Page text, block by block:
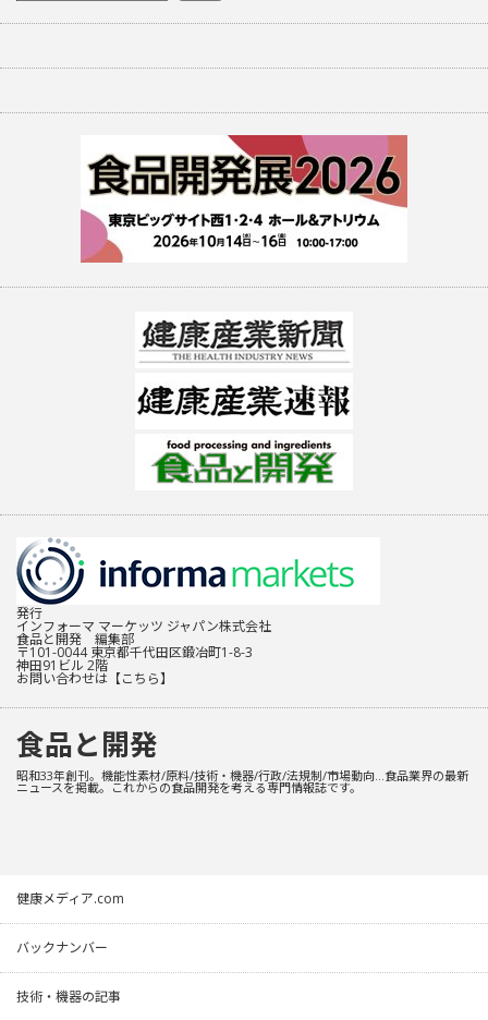
発行
インフォーマ マーケッツ ジャパン株式会社
食品と開発 編集部
〒101-0044 東京都千代田区鍛冶町1-8-3
神田91ビル 2階
お問い合わせは 【こちら】
食品と開発
昭和33年創刊。機能性素材/原料/技術・機器/行政/法規制/市場動向…食品業界の最新
ニュースを掲載。これからの食品開発を考える専門情報誌です。
健康メディア.com
バックナンバー
技術・機器の記事